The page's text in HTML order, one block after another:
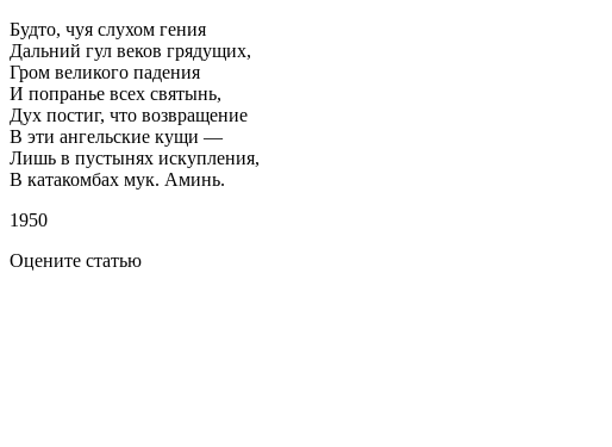
Будто, чуя слухом гения
Дальний гул веков грядущих,
Гром великого падения
И попранье всех святынь,
Дух постиг, что возвращение
В эти ангельские кущи —
Лишь в пустынях искупления,
В катакомбах мук. Аминь.
1950
Оцените статью